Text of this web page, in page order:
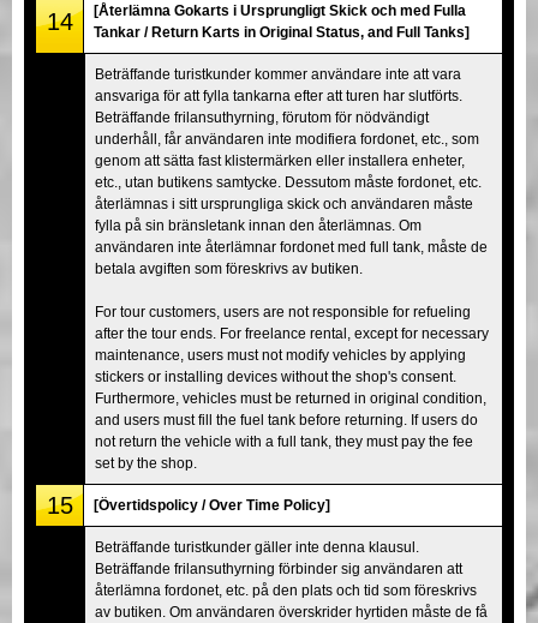
14
[Återlämna Gokarts i Ursprungligt Skick och med Fulla
Tankar / Return Karts in Original Status, and Full Tanks]
Beträffande turistkunder kommer användare inte att vara
ansvariga för att fylla tankarna efter att turen har slutförts.
Beträffande frilansuthyrning, förutom för nödvändigt
underhåll, får användaren inte modifiera fordonet, etc., som
genom att sätta fast klistermärken eller installera enheter,
etc., utan butikens samtycke. Dessutom måste fordonet, etc.
återlämnas i sitt ursprungliga skick och användaren måste
fylla på sin bränsletank innan den återlämnas. Om
användaren inte återlämnar fordonet med full tank, måste de
betala avgiften som föreskrivs av butiken.
For tour customers, users are not responsible for refueling
after the tour ends. For freelance rental, except for necessary
maintenance, users must not modify vehicles by applying
stickers or installing devices without the shop's consent.
Furthermore, vehicles must be returned in original condition,
and users must fill the fuel tank before returning. If users do
not return the vehicle with a full tank, they must pay the fee
set by the shop.
15 [Övertidspolicy / Over Time Policy]
Beträffande turistkunder gäller inte denna klausul.
Beträffande frilansuthyrning förbinder sig användaren att
återlämna fordonet, etc. på den plats och tid som föreskrivs
av butiken. Om användaren överskrider hyrtiden måste de få